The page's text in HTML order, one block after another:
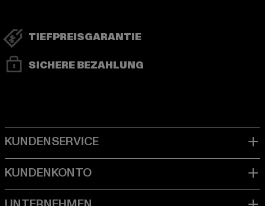
TIEFPREISGARANTIE
SICHERE BEZAHLUNG